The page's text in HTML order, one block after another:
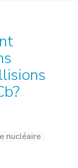
nucléaire